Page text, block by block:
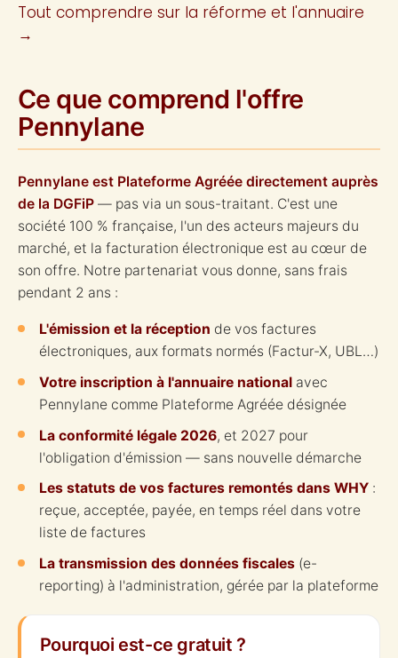
Tout comprendre sur la réforme et l'annuaire
→
Ce que comprend l'offre
Pennylane
Pennylane est Plateforme Agréée directement auprès
de la DGFiP — pas via un sous-traitant. C'est une
société 100 % française, l'un des acteurs majeurs du
marché, et la facturation électronique est au cœur de
son offre. Notre partenariat vous donne, sans frais
pendant 2 ans :
L'émission et la réception de vos factures
électroniques, aux formats normés (Factur-X, UBL…)
Votre inscription à l'annuaire national avec
Pennylane comme Plateforme Agréée désignée
La conformité légale 2026, et 2027 pour
l'obligation d'émission — sans nouvelle démarche
Les statuts de vos factures remontés dans WHY :
reçue, acceptée, payée, en temps réel dans votre
liste de factures
La transmission des données fiscales (e-
reporting) à l'administration, gérée par la plateforme
Pourquoi est-ce gratuit ?